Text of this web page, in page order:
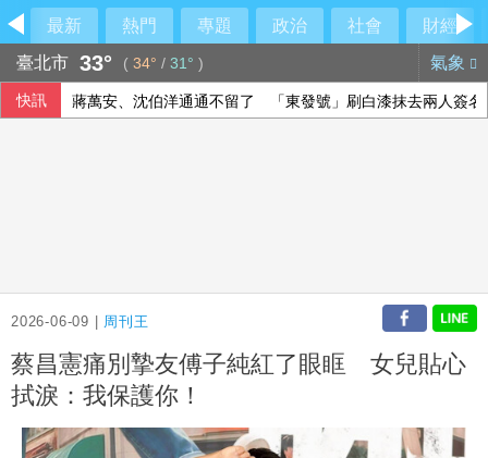
最新 熱門 專題 政治 社會
財經
臺北市 33° ( 34° / 31° ) 氣象
快訊 蔣萬安、沈伯洋通通不留了 「東發號」刷白漆抹去兩人簽名
2026-06-09 | 周刊王
蔡昌憲痛別摯友傅子純紅了眼眶 女兒貼心
拭淚：我保護你！